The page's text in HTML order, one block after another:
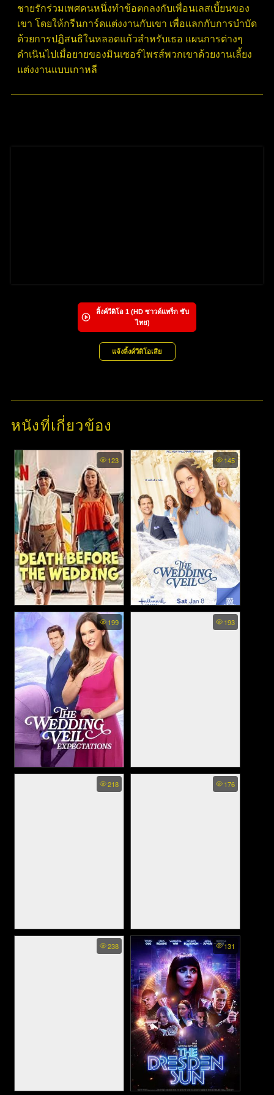
ชายรักร่วมเพศคนหนึ่งทำข้อตกลงกับเพื่อนเลสเบี้ยนของ
เขา โดยให้กรีนการ์ดแต่งงานกับเขา เพื่อแลกกับการบำบัด
ด้วยการปฏิสนธิในหลอดแก้วสำหรับเธอ แผนการต่างๆ
ดำเนินไปเมื่อยายของมินเซอร์ไพรส์พวกเขาด้วยงานเลี้ยง
แต่งงานแบบเกาหลี
ลิ้งค์วีดิโอ1 (HD ซาวด์แทร็ก ซับ
ไทย)
แจ้งลิ้งค์วีดิโอเสีย
หนังที่เกี่ยวข้อง
123
Death Before the Wedding -
ตายก่อนแต่ง (2025)
145
The Wedding Veil Legacy -
มหัศจรรย์รักผ้าคลุมหน้าเจ้า
199
The Wedding Veil
Expectations (2023)
193
The Wedding Date - นายคน
นี้ที่หัวใจบอก…ใช่เลย (2005)
218
Disconnect The Wedding
Planner - ต่อไม่ติด วิวาห์พาวุ่น
176
THE WEDDING VEIL
LEGACY - มหัศจรรย์รักผ้า
คลุมหน้าเจ้าสาว 3 (2022)
238 131